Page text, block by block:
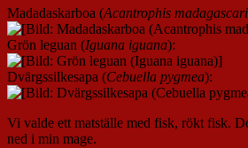
Madadaskarboa (Acantrophis
Grön leguan (Iguana iguana):
Dvärgssilkesapa (Cebuella pygmea):
Vi valde ett matställe med fisk, rökt fisk.
ned i min mage.